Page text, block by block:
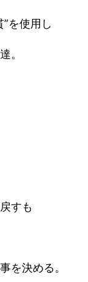
を使用し
。
すも
を決める。